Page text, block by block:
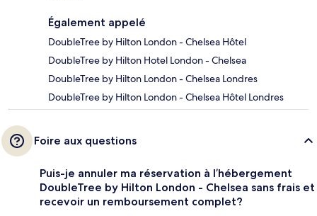
Également appelé
DoubleTree by Hilton London - Chelsea Hôtel
DoubleTree by Hilton Hotel London - Chelsea
DoubleTree by Hilton London - Chelsea Londres
DoubleTree by Hilton London - Chelsea Hôtel Londres
Foire aux questions
Puis-je annuler ma réservation à l’hébergement
DoubleTree by Hilton London - Chelsea sans frais et
recevoir un remboursement complet?